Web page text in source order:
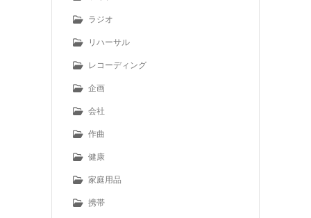
ラジオ
リハーサル
レコーディング
企画
会社
作曲
健康
家庭用品
携帯